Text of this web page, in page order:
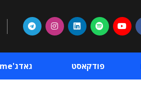
פודקאסט גאדג'Time